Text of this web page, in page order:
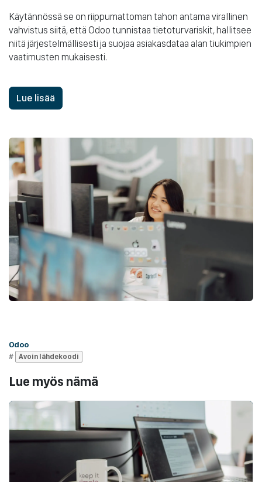
Käytännössä se on riippumattoman tahon antama virallinen
vahvistus siitä, että Odoo tunnistaa tietoturvariskit, hallitsee
niitä järjestelmällisesti ja suojaa asiakasdataa alan tiukimpien
vaatimusten mukaisesti.
Lue lisää
Odoo
# Avoin lähdekoodi
Lue myös nämä